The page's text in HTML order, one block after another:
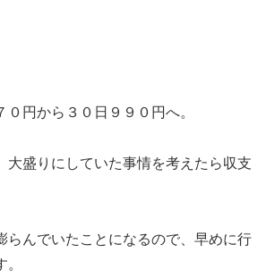
円から３０日９９０円へ。
大盛りにしていた事情を考えたら収支
らんでいたことになるので、早めに行